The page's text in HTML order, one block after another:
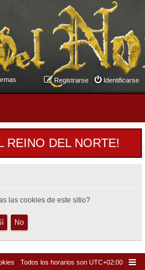
Identificarse
Registrarse
REINO DEL NORTE!
las cookies de este sitio?
Todos los horarios son UTC+02:00